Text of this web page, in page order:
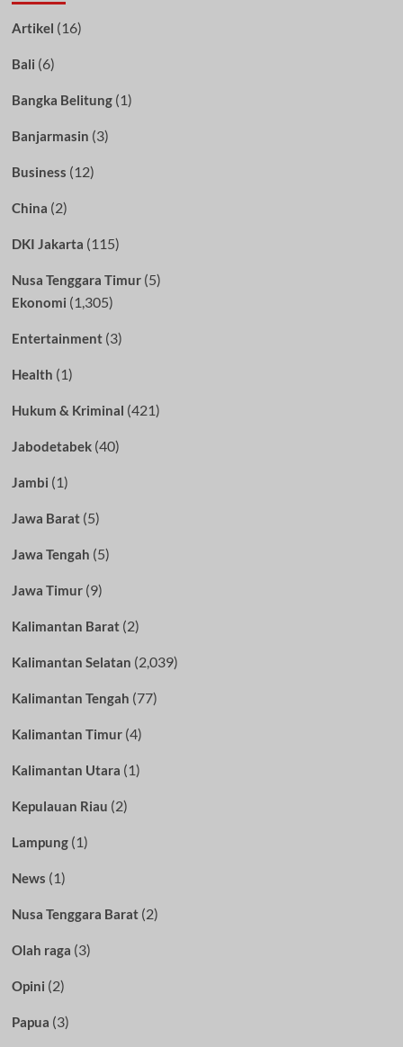
Artikel (16)
Bali (6)
Bangka Belitung(1)
Banjarmasin (3)
Business (12)
China (2)
DKI Jakarta (115)
Nusa Tenggara Timur(5)
Ekonomi (1,305)
Entertainment(3)
Health (1)
Hukum & Kriminal (421)
Jabodetabek(40)
Jambi (1)
Jawa Barat(5)
Jawa Tengah (5)
Jawa Timur(9)
Kalimantan Barat(2)
Kalimantan Selatan (2,039)
Kalimantan Tengah (77)
Kalimantan Timur(4)
Kalimantan Utara (1)
Kepulauan Riau (2)
Lampung(1)
News (1)
Nusa Tenggara Barat(2)
Olah raga (3)
Opini (2)
Papua (3)